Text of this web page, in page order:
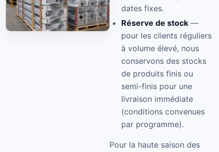
dates fixes.
Réserve de stock —
pour les clients réguliers
à volume élevé, nous
conservons des stocks
de produits finis ou
semi-finis pour une
livraison immédiate
(conditions convenues
par programme).
Pour la haute saison des